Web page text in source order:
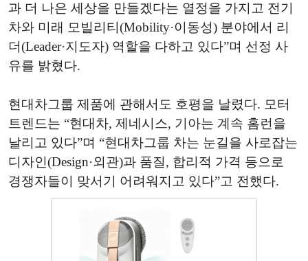
과 더 나은 세상을 만들겠다는 열정을 가지고 전기
차와 미래 모빌리티(Mobility·이동성) 분야에서 리
더(Leader·지도자) 역할을 다하고 있다”며 선정 사
유를 밝혔다.
현대차그룹 제품에 관해서도 호평을 날렸다. 모터
트렌드는 “현대차, 제네시스, 기아는 계속 홈런을
날리고 있다”며 “현대차그룹 차는 눈길을 사로잡는
디자인(Design·외관)과 품질, 합리적 가격 등으로
경쟁자들이 맞서기 어려워지고 있다”고 전했다.